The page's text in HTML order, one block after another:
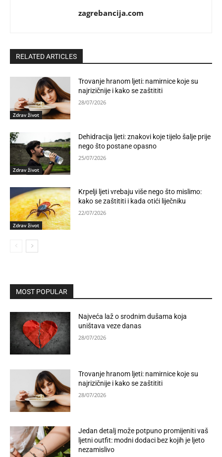
zagrebancija.com
RELATED ARTICLES
Zdrav život
Trovanje hranom ljeti: namirnice koje su
najrizičnije i kako se zaštititi
28/07/2026
Zdrav život
Dehidracija ljeti: znakovi koje tijelo šalje prije
nego što postane opasno
25/07/2026
Zdrav život
Krpelji ljeti vrebaju više nego što mislimo:
kako se zaštititi i kada otići liječniku
22/07/2026
MOST POPULAR
Najveća laž o srodnim dušama koja
uništava veze danas
28/07/2026
Trovanje hranom ljeti: namirnice koje su
najrizičnije i kako se zaštititi
28/07/2026
Jedan detalj može potpuno promijeniti vaš
ljetni outfit: modni dodaci bez kojih je ljeto
nezamislivo